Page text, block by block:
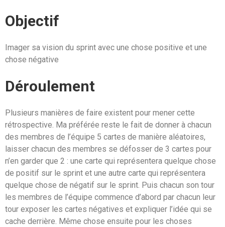
Objectif
Imager sa vision du sprint avec une chose positive et une
chose négative
Déroulement
Plusieurs manières de faire existent pour mener cette
rétrospective. Ma préférée reste le fait de donner à chacun
des membres de l’équipe 5 cartes de manière aléatoires,
laisser chacun des membres se défosser de 3 cartes pour
n’en garder que 2 : une carte qui représentera quelque chose
de positif sur le sprint et une autre carte qui représentera
quelque chose de négatif sur le sprint. Puis chacun son tour
les membres de l’équipe commence d’abord par chacun leur
tour exposer les cartes négatives et expliquer l’idée qui se
cache derrière. Même chose ensuite pour les choses